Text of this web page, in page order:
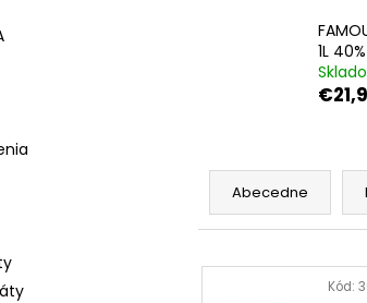
1L 40%
R
d
Abecedne
V
Kód:
GOLD 1L